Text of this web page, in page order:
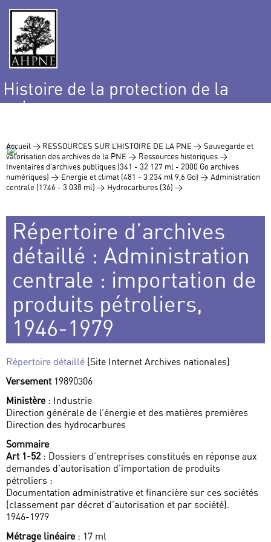
Histoire de la protection de la
nature
Accueil > RESSOURCES SUR L’HISTOIRE DE LA PNE > Sauvegarde et
valorisation des archives de la PNE > Ressources historiques >
Inventaires d’archives publiques (341 - 32 127 ml - 2000 Go archives
numériques) > Energie et climat (481 - 3 234 ml 9,6 Go) > Administration
centrale (1746 - 3 038 ml) > Hydrocarbures (36) >
Répertoire d’archives
détaillé : Administration
centrale : importation de
produits pétroliers,
1946-1979
Répertoire détaillé (Site Internet Archives nationales)
Versement 19890306
Ministère: Industrie
Direction générale de l’énergie et des matières premières
Direction des hydrocarbures
Sommaire
Art 1-52 : Dossiers d’entreprises constitués en réponse aux
demandes d’autorisation d’importation de produits
pétroliers :
Documentation administrative et financière sur ces sociétés
(classement par décret d’autorisation et par société).
1946-1979
Métrage linéaire: 17 ml